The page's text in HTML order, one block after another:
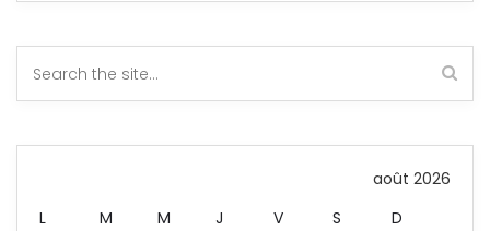
août 2026
L
M M J V S D